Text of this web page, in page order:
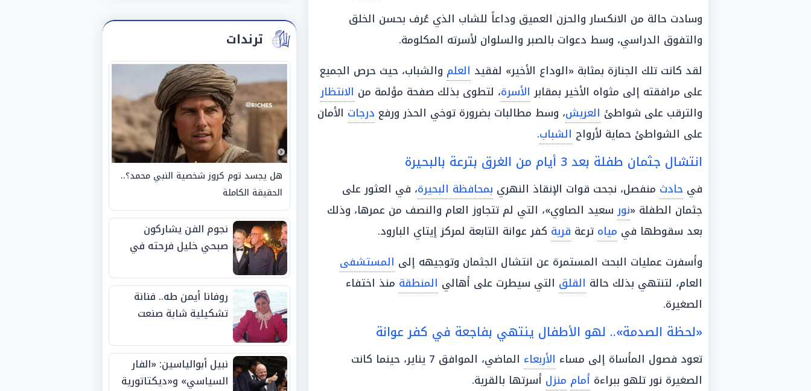
وسادت حالة من الانكسار والحزن العميق وداعاً للشاب الذي عُرف بحسن الخلق
والتفوق الدراسي، وسط دعوات بالصبر والسلوان لأسرته المكلومة.
لقد كانت تلك الجنازة بمثابة «الوداع الأخير» لفقيد العلم والشباب، حيث حرص الجميع
على مرافقته إلى مثواه الأخير بمقابر الأسرة، لتطوى بذلك صفحة مؤلمة من الانتظار
والترقب على شواطئ العريش، وسط مطالبات بضرورة توخي الحذر ورفع درجات الأمان
على الشواطئ حماية لأرواح الشباب.
انتشال جثمان طفلة بعد 3 أيام من الغرق بترعة بالبحيرة
في حادث منفصل، نجحت قوات الإنقاذ النهري بمحافظة البحيرة، في العثور على
جثمان الطفلة «نورسعيد الصاوي»، التي لم تتجاوز العام والنصف من عمرها، وذلك
بعد سقوطها في مياه ترعة قرية كفر عوانة التابعة لمركز إيتاي البارود.
وأسفرت عمليات البحث المستمرة عن انتشال الجثمان وتوجيهه إلى المستشفى
العام، لتنتهي بذلك حالة القلق التي سيطرت على أهالي المنطقة منذ اختفاء
الصغيرة.
«لحظة الصدمة».. لهو الأطفال ينتهي بفاجعة في كفر عوانة
تعود فصول المأساة إلى مساء الأربعاء
الماضي، الموافق 7 يناير، حينما كانت
الصغيرة نور تلهو ببراءة أمام منزل أسرتها بالقرية.
ترندات
هل يجسد توم كروز شخصية النبي محمد؟..
الحقيقة الكاملة
نجوم الفن يشاركون
صبحي خليل فرحته في
روفانا أيمن طه.. فنانة
تشكيلية شابة صنعت
الجوائز منذ الصغر
نبيل أبوالياسين: «الفار
السياسي» و«ديكتاتورية